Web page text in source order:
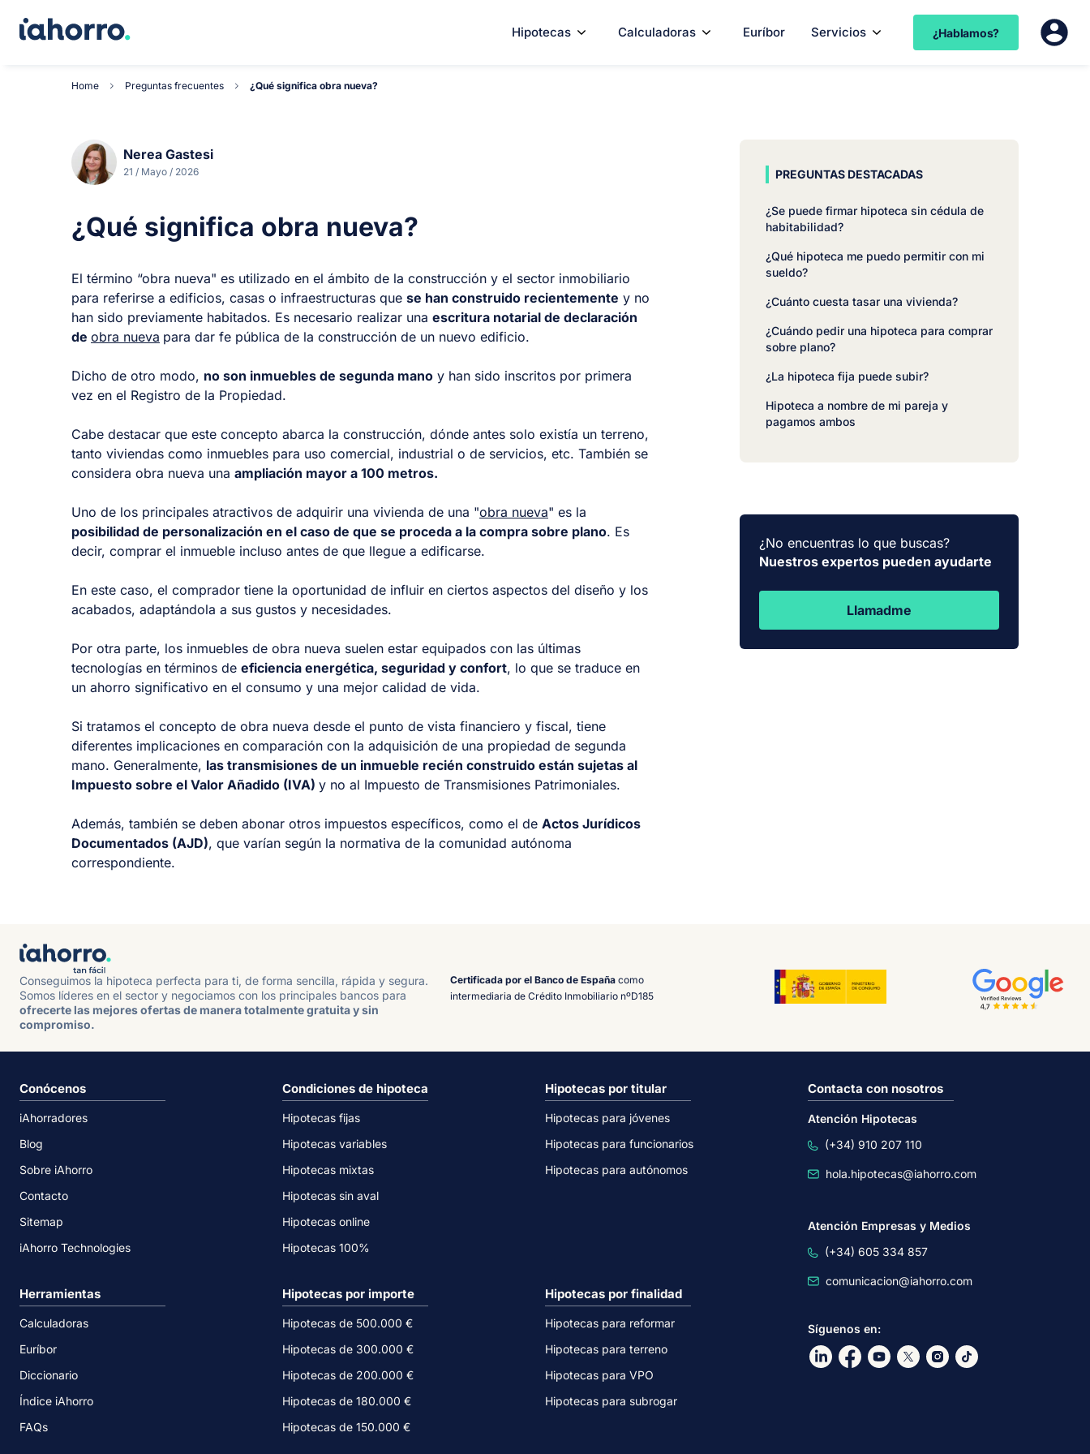
Hipotecas Calculadoras Euríbor Servicios ¿Hablamos?
Home Preguntas frecuentes ¿Qué significa obra nueva?
Nerea Gastesi
21 / Mayo / 2026
¿Qué significa obra nueva?
El término “obra nueva" es utilizado en el ámbito de la construcción y el sector inmobiliario
para referirse a edificios, casas o infraestructuras que se han construido recientemente y no
han sido previamente habitados. Es necesario realizar una escritura notarial de declaración
de obra nueva para dar fe pública de la construcción de un nuevo edificio.
Dicho de otro modo, no son inmuebles de segunda mano y han sido inscritos por primera
vez en el Registro de la Propiedad.
Cabe destacar que este concepto abarca la construcción, dónde antes solo existía un terreno,
tanto viviendas como inmuebles para uso comercial, industrial o de servicios, etc. También se
considera obra nueva una ampliación mayor a 100 metros.
Uno de los principales atractivos de adquirir una vivienda de una "obra nueva" es la
posibilidad de personalización en el caso de que se proceda a la compra sobre plano. Es
decir, comprar el inmueble incluso antes de que llegue a edificarse.
En este caso, el comprador tiene la oportunidad de influir en ciertos aspectos del diseño y los
acabados, adaptándola a sus gustos y necesidades.
Por otra parte, los inmuebles de obra nueva suelen estar equipados con las últimas
tecnologías en términos de eficiencia energética, seguridad y confort, lo que se traduce en
un ahorro significativo en el consumo y una mejor calidad de vida.
Si tratamos el concepto de obra nueva desde el punto de vista financiero y fiscal, tiene
diferentes implicaciones en comparación con la adquisición de una propiedad de segunda
mano. Generalmente, las transmisiones de un inmueble recién construido están sujetas al
Impuesto sobre el Valor Añadido (IVA) y no al Impuesto de Transmisiones Patrimoniales.
Además, también se deben abonar otros impuestos específicos, como el de Actos Jurídicos
Documentados (AJD), que varían según la normativa de la comunidad autónoma
correspondiente.
PREGUNTAS DESTACADAS
¿Se puede firmar hipoteca sin cédula de
habitabilidad?
¿Qué hipoteca me puedo permitir con mi
sueldo?
¿Cuánto cuesta tasar una vivienda?
¿Cuándo pedir una hipoteca para comprar
sobre plano?
¿La hipoteca fija puede subir?
Hipoteca a nombre de mi pareja y
pagamos ambos
¿No encuentras lo que buscas?
Nuestros expertos pueden ayudarte
Llamadme
Conseguimos la hipoteca perfecta para ti, de forma sencilla, rápida y segura.
Somos líderes en el sector y negociamos con los principales bancos para
ofrecerte las mejores ofertas de manera totalmente gratuita y sin
compromiso.
Certificada por el Banco de España como
intermediaria de Crédito Inmobiliario nºD185
Contacta con nosotros
Atención Hipotecas
(+34) 910 207 110
hola.hipotecas@iahorro.com
Atención Empresas y Medios
(+34) 605 334 857
comunicacion@iahorro.com
Síguenos en:
Ir a nuestro Linkdin
Ir a nuestro Facebook
Ir a nuestro canal de Youtube
Ir a nuestro X
Ir a nuestro Instagram
Ir a nuestro TikTok
Conócenos
iAhorradores
Blog
Sobre iAhorro
Contacto
Sitemap
iAhorro Technologies
Herramientas
Calculadoras
Euríbor
Diccionario
Índice iAhorro
FAQs
Condiciones de hipoteca
Hipotecas fijas
Hipotecas variables
Hipotecas mixtas
Hipotecas sin aval
Hipotecas online
Hipotecas 100%
Hipotecas por finalidad
Hipotecas para reformar
Hipotecas para terreno
Hipotecas para VPO
Hipotecas para subrogar
Hipotecas por importe
Hipotecas de 500.000 €
Hipotecas de 300.000 €
Hipotecas de 200.000 €
Hipotecas de 180.000 €
Hipotecas de 150.000 €
Hipotecas por titular
Hipotecas para jóvenes
Hipotecas para funcionarios
Hipotecas para autónomos